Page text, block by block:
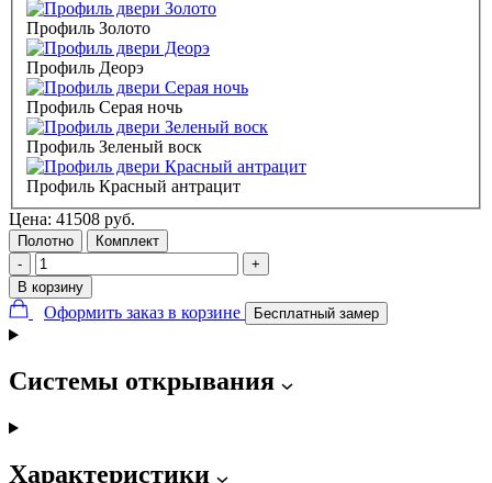
Профиль Золото
Профиль Деорэ
Профиль Серая ночь
Профиль Зеленый воск
Профиль Красный антрацит
Цена: 41508 руб.
Полотно
Комплект
-
+
В корзину
Оформить заказ в корзине Бесплатный замер
Системы открывания
Характеристики